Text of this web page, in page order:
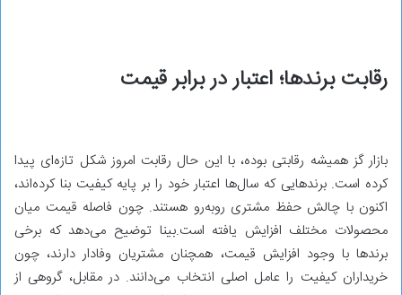
رقابت برندها؛ اعتبار در برابر قیمت
بازار گز همیشه رقابتی بوده، با این حال رقابت امروز شکل تازه‌ای پیدا
کرده است. برندهایی که سال‌ها اعتبار خود را بر پایه کیفیت بنا کرده‌اند،
اکنون با چالش حفظ مشتری روبه‌رو هستند. چون فاصله قیمت میان
محصولات مختلف افزایش یافته است.بینا توضیح می‌دهد که برخی
برندها با وجود افزایش قیمت، همچنان مشتریان وفادار دارند، چون
خریداران کیفیت را عامل اصلی انتخاب می‌دانند. در مقابل، گروهی از